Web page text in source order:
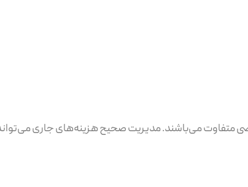
متفاوت می‌باشند. مدیریت صحیح هزینه‌های جاری می‌تواند